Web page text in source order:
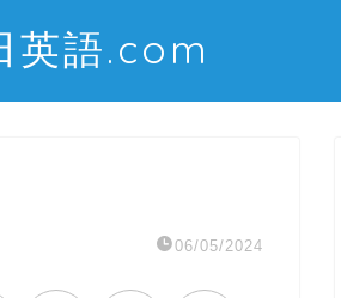
英語.com
06/05/2024